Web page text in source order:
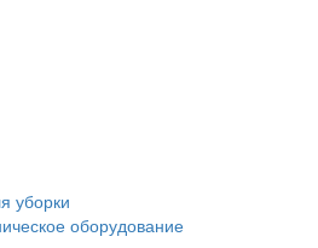
уборки
оборудование